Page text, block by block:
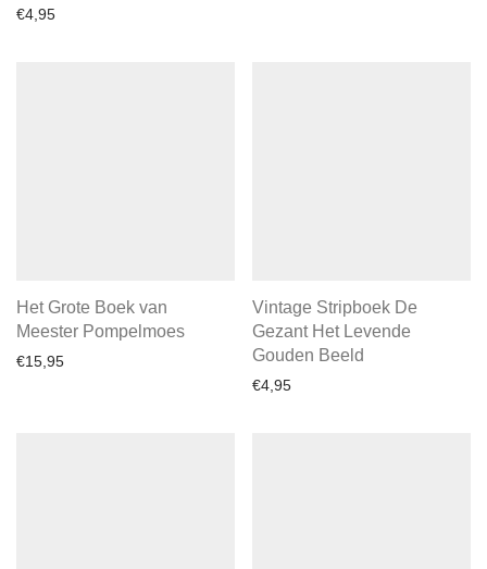
€4,95
Het Grote Boek van
Meester Pompelmoes
€15,95
Vintage Stripboek De
Gezant Het Levende
Gouden Beeld
€4,95